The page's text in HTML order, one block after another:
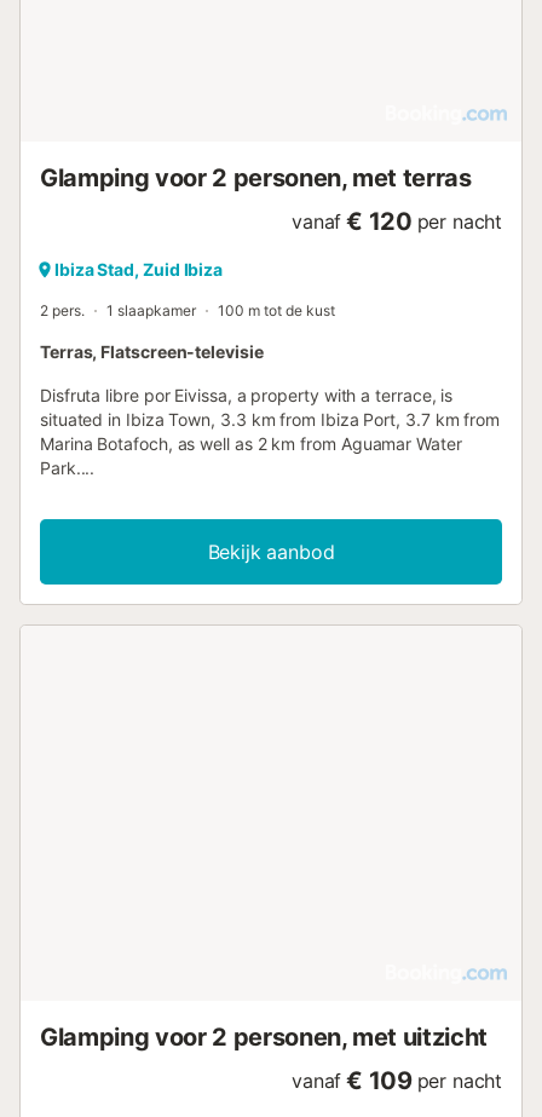
Glamping voor 2 personen, met terras
vanaf € 120 per nacht
Ibiza Stad, Zuid Ibiza
2 pers. 1 slaapkamer 100 m tot de kust
Terras, Flatscreen-televisie
Disfruta libre por Eivissa, a property with a terrace, is
situated in Ibiza Town, 3.3 km from Ibiza Port, 3.7 km from
Marina Botafoch, as well as 2 km from Aguamar Water
Park....
Bekijk aanbod
Glamping voor 2 personen, met uitzicht
vanaf € 109 per nacht